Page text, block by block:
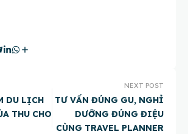
DU LỊCH
THU CHO
NEXT POST
TƯ VẤN ĐÚNG GU, NGHỈ
DƯỠNG ĐÚNG ĐIỆU
CÙNG TRAVEL PLANNER